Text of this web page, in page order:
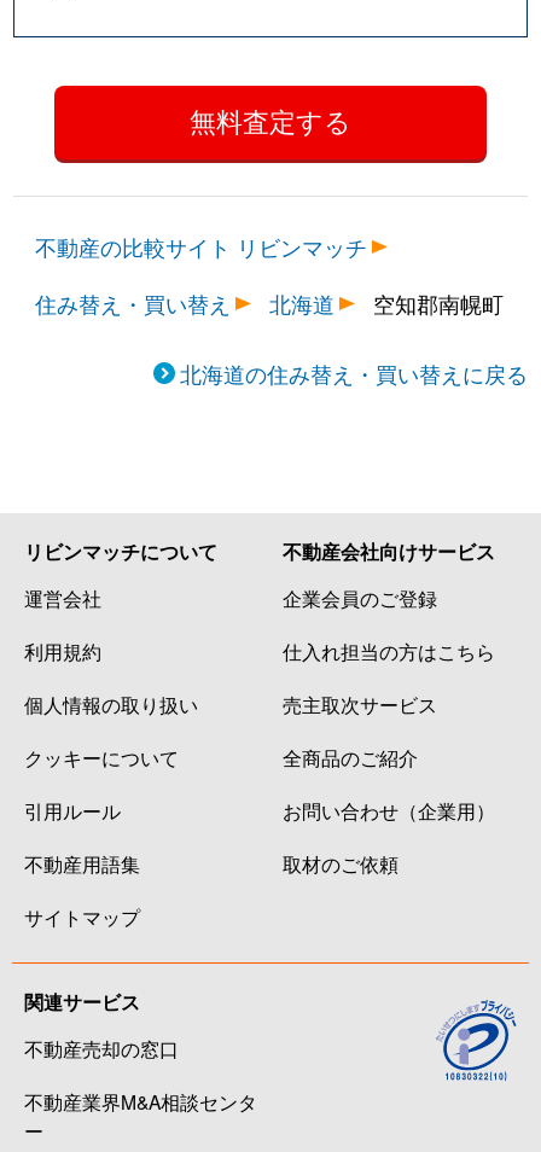
不動産の比較サイト リビンマッチ
住み替え・買い替え
北海道 空知郡南幌町
北海道の住み替え・買い替えに戻る
リビンマッチについて
運営会社
利用規約
個人情報の取り扱い
クッキーについて
引用ルール
不動産用語集
サイトマップ
不動産会社向けサービス
企業会員のご登録
仕入れ担当の方はこちら
売主取次サービス
全商品のご紹介
お問い合わせ（企業用）
取材のご依頼
関連サービス
不動産売却の窓口
不動産業界M&A相談センタ
ー